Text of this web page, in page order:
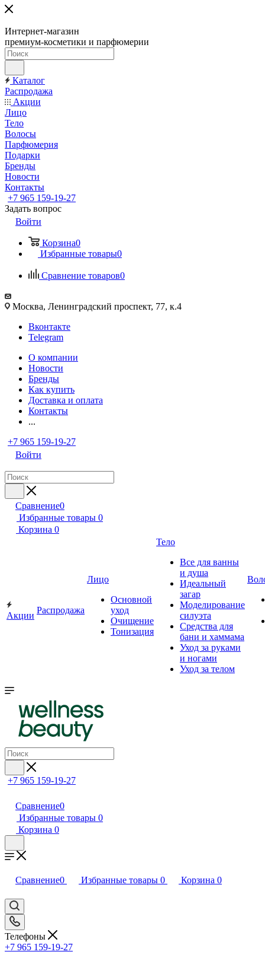
Интернет-магазин
премиум-косметики и парфюмерии
Каталог
Распродажа
Акции
Лицо
Тело
Волосы
Парфюмерия
Подарки
Бренды
Новости
Контакты
+7 965 159-19-27
Задать вопрос
Войти
Корзина0
Избранные товары0
Сравнение товаров0
Москва, Ленинградский проспект, 77, к.4
Вконтакте
Telegram
О компании
Новости
Бренды
Как купить
Доставка и оплата
Контакты
...
+7 965 159-19-27
Войти
Сравнение0
Избранные товары 0
Корзина 0
Акции
Распродажа
Лицо
Основной
уход
Очищение
Тонизация
Тело
Все для ванны
и душа
Идеальный
загар
Моделирование
силуэта
Средства для
бани и хаммама
Уход за руками
и ногами
Уход за телом
+7 965 159-19-27
Сравнение0
Избранные товары 0
Корзина 0
Сравнение0 Избранные товары 0 Корзина 0
Телефоны
+7 965 159-19-27